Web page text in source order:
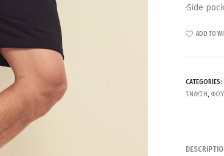
·Side
ADD TO
CATEGORIES:
ΈΝΔΥΣΗ,